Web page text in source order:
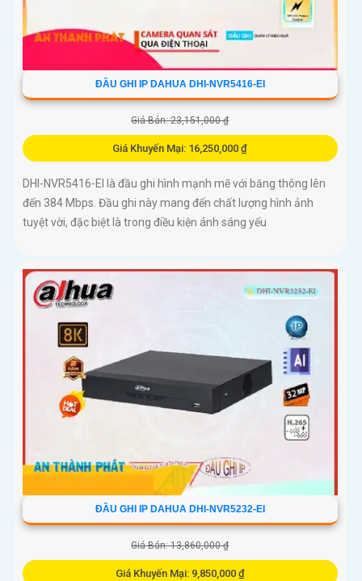
ĐẦU GHI IP DAHUA DHI-NVR5416-EI
Giá Bán: 23,151,000 ₫
Giá Khuyến Mại: 16,250,000 ₫
DHI-NVR5416-EI là đầu ghi hình mạnh mẽ với băng thông lên
đến 384 Mbps. Đầu ghi này mang đến chất lượng hình ảnh
tuyệt vời, đặc biệt là trong điều kiện ánh sáng yếu
ĐẦU GHI IP DAHUA DHI-NVR5232-EI
Giá Bán: 13,860,000 ₫
Giá Khuyến Mại: 9,850,000 ₫